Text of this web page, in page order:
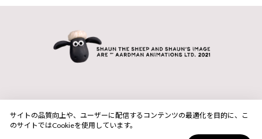
サイトの品質向上や、ユーザーに配信するコンテンツの最適化を目的に、こ
のサイトではCookieを使用しています。